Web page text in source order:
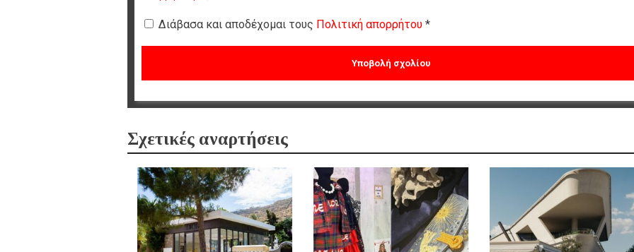
Διάβασα και αποδέχομαι τους Πολιτική απορρήτου *
Σχετικές αναρτήσεις